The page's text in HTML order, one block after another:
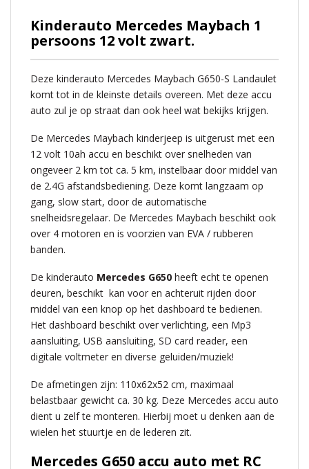
Kinderauto Mercedes Maybach 1
persoons 12 volt zwart.
Deze kinderauto Mercedes Maybach G650-S Landaulet
komt tot in de kleinste details overeen. Met deze accu
auto zul je op straat dan ook heel wat bekijks krijgen.
De Mercedes Maybach kinderjeep is uitgerust met een
12 volt 10ah accu en beschikt over snelheden van
ongeveer 2 km tot ca. 5 km, instelbaar door middel van
de 2.4G afstandsbediening. Deze komt langzaam op
gang, slow start, door de automatische
snelheidsregelaar. De Mercedes Maybach beschikt ook
over 4 motoren en is voorzien van EVA / rubberen
banden.
De kinderauto Mercedes G650 heeft echt te openen
deuren, beschikt kan voor en achteruit rijden door
middel van een knop op het dashboard te bedienen.
Het dashboard beschikt over verlichting, een Mp3
aansluiting, USB aansluiting, SD card reader, een
digitale voltmeter en diverse geluiden/muziek!
De afmetingen zijn: 110x62x52 cm, maximaal
belastbaar gewicht ca. 30 kg. Deze Mercedes accu auto
dient u zelf te monteren. Hierbij moet u denken aan de
wielen het stuurtje en de lederen zit.
Mercedes G650 accu auto met RC